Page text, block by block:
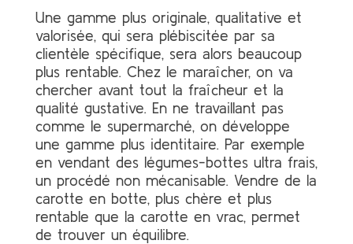
Une gamme plus originale, qualitative et
valorisée, qui sera plébiscitée par sa
clientèle spécifique, sera alors beaucoup
plus rentable. Chez le maraîcher, on va
chercher avant tout la fraîcheur et la
qualité gustative. En ne travaillant pas
comme le supermarché, on développe
une gamme plus identitaire. Par exemple
en vendant des légumes-bottes ultra frais,
un procédé non mécanisable. Vendre de la
carotte en botte, plus chère et plus
rentable que la carotte en vrac, permet
de trouver un équilibre.